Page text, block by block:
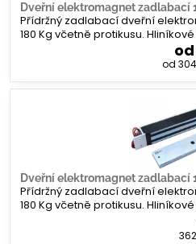
Dveřní elektromagnet zadlabací
Přídržný zadlabací dveřní
180 Kg včetně protikusu.
od
Dveřní elektromagnet zadlabací
Přídržný zadlabací dveřní
180 Kg včetně protikusu.